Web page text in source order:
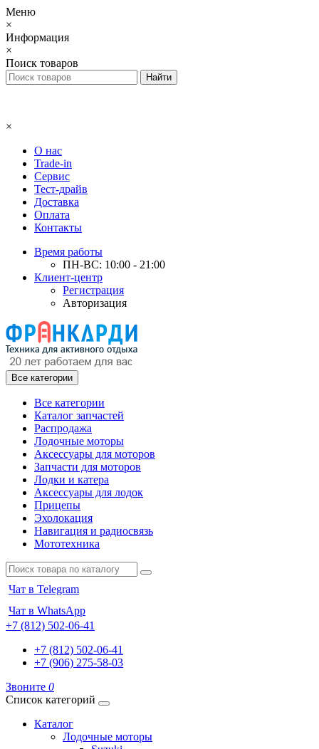
Меню
×
Информация
×
Поиск товаров
×
О нас
Trade-in
Сервис
Тест-драйв
Доставка
Оплата
Контакты
Время работы
ПН-ВС: 10:00 - 21:00
Клиент-центр
Регистрация
Авторизация
Все категории
Все категории
Каталог запчастей
Распродажа
Лодочные моторы
Аксессуары для моторов
Запчасти для моторов
Лодки и катера
Аксессуары для лодок
Прицепы
Эхолокация
Навигация и радиосвязь
Мототехника
Чат в Telegram
Чат в WhatsApp
+7 (812) 502-06-41
+7 (812) 502-06-41
+7 (906) 275-58-03
Звоните 0
Список категорий
Каталог
Лодочные моторы